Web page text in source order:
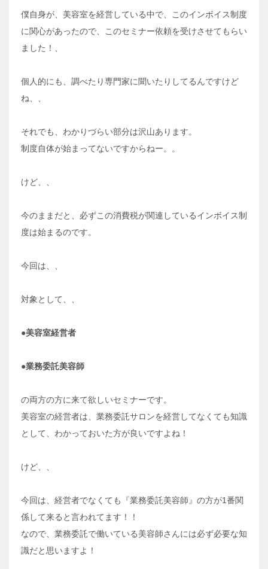
僕自身が、美容室を経営している中で、このインボイス制度
に関心があったので、このセミナー依頼を受けさせてもらい
ました！、
個人的にも、調べたり専門家に聞いたりしてるんですけど
ね、、
それでも、わかりづらい部分は沢山あります。
制度自体が始まってないですからねー。。
けど、、
今のままだと、必ずこの消費税が関連しているインボイス制
度は始まるのです。
今回は、、
対象として、、
●美容室経営者
●業務委託美容師
の両方の方に来て欲しいセミナーです。
美容室の経営者は、業務委託サロンを経営してなくても知識
として、わかっておいた方が良いですよね！
けど、、
今回は、経営者でなくても『業務委託美容師』の方が1番関
係して来ると言われてます！！
なので、業務委託で働いている美容師さんには必ず必要な知
識だと思いますよ！